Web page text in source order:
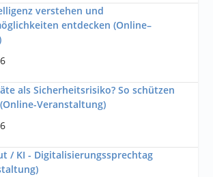
verstehen und
entdecken (Online–
als Sicherheitsrisiko? So schützen
Veranstaltung)
/ KI - Digitalisierungssprechtag